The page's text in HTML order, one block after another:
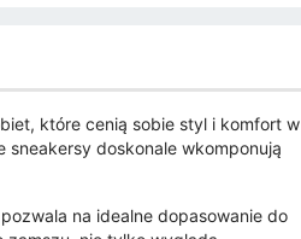
które cenią sobie styl i komfort w
sneakersy doskonale wkomponują
na idealne dopasowanie do